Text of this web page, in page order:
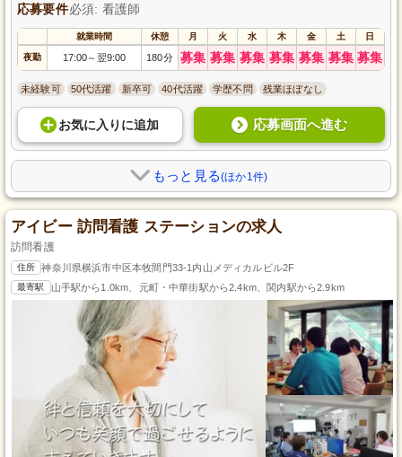
応募要件必須: 看護師
就業時間 休憩 月 火 水 木 金 土 日
夜勤 17:00～ 翌9:00 180分 募集 募集 募集 募集 募集 募集 募集
未経験可 50代活躍 新卒可 40代活躍 学歴不問 残業ほぼなし
お気に入り に追加 応募画面へ進む
もっと見る(ほか1件)
アイビー 訪問看護 ステーションの求人
訪問看護
住所 神奈川県横浜市中区本牧間門33-1内山メディカルビル2F
最寄駅 山手駅から1.0km、元町・中華街駅から2.4km、関内駅から2.9km